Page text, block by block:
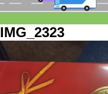
IMG_2323